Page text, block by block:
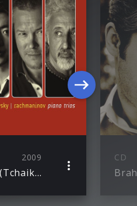
2009
Piano Trios (Tchaikovsky, Rachmaninov)
CD